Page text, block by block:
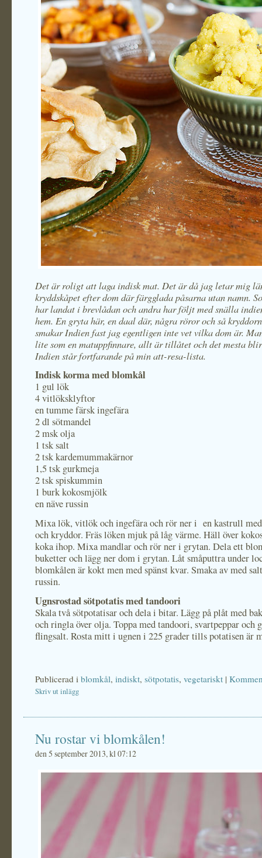
Det är roligt att laga indisk mat. Det är då jag letar mig
kryddskåpet efter dom där färgglada påsarna utan namn.
har landat i brevlådan och andra har följt med snälla
hem. En gryta här, en daal där, några röror och så
smakar Indien fast jag egentligen inte vet vilka dom är.
lite som en matuppfinnare, allt är tillåtet och det mesta
Indien står fortfarande på min att-resa-lista.
Indisk korma med blomkål
1 gul lök
4 vitlöksklyftor
en tumme färsk ingefära
2 dl sötmandel
2 msk olja
1 tsk salt
2 tsk kardemummakärnor
1,5 tsk gurkmeja
2 tsk spiskummin
1 burk kokosmjölk
en näve russin
Mixa lök, vitlök och ingefära och rör ner i en kastrull
och kryddor. Fräs löken mjuk på låg värme. Häll över
koka ihop. Mixa mandlar och rör ner i grytan. Dela ett
buketter och lägg ner dom i grytan. Låt småputtra under
blomkålen är kokt men med spänst kvar. Smaka av med
russin.
Ugnsrostad sötpotatis med tandoori
Skala två sötpotatisar och dela i bitar. Lägg på plåt med
och ringla över olja. Toppa med tandoori, svartpeppar och
flingsalt. Rosta mitt i ugnen i 225 grader tills potatisen är
Publicerad i blomkål, indiskt, sötpotatis, vegetariskt |
Skriv ut inlägg
Nu rostar vi blomkålen!
den 5 september 2013, kl 07:12